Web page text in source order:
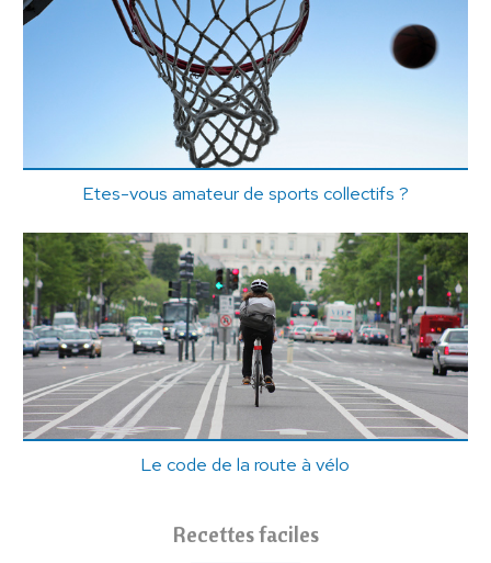
Etes-vous amateur de sports collectifs ?
Le code de la route à vélo
Recettes faciles